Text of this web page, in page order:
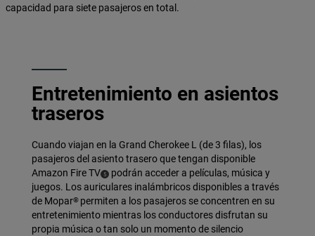
capacidad para siete pasajeros en total.
Entretenimiento en asientos
traseros
Cuando viajan en la Grand Cherokee L (de 3 filas), los
pasajeros del asiento trasero que tengan disponible
Amazon Fire TV (5) podrán acceder a películas, música y
juegos. Los auriculares inalámbricos disponibles a través
de Mopar® permiten a los pasajeros se concentren en su
entretenimiento mientras los conductores disfrutan su
propia música o tan solo un momento de silencio